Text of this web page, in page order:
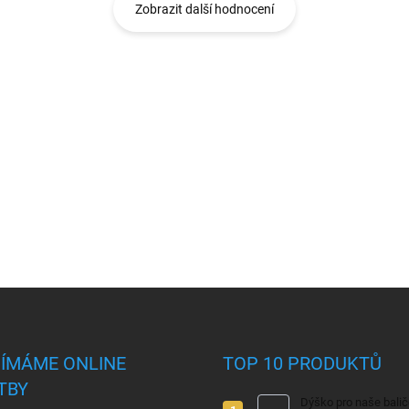
Zobrazit další hodnocení
ONLINE
TOP 10 PRODUKTŮ
Dýško pro naše